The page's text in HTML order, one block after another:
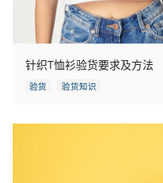
针织T恤衫验货要求及方法
验货 验货知识